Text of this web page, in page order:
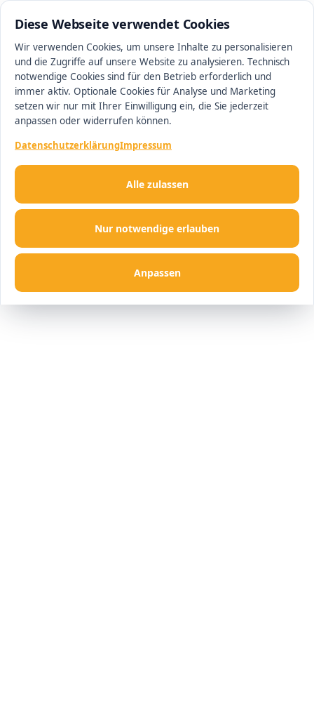
Diese Webseite verwendet Cookies
Wir verwenden Cookies, um unsere Inhalte zu personalisieren
und die Zugriffe auf unsere Website zu analysieren. Technisch
notwendige Cookies sind für den Betrieb erforderlich und
immer aktiv. Optionale Cookies für Analyse und Marketing
setzen wir nur mit Ihrer Einwilligung ein, die Sie jederzeit
anpassen oder widerrufen können.
DatenschutzerklärungImpressum
Nur notwendige erlauben
Anpassen
Alle zulassen